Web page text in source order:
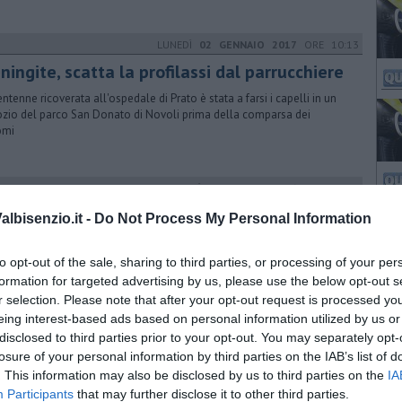
- Do Not Process My Personal Information
opt-out of the sale, sharing to third parties, or processing of your
for targeted advertising by us, please use the below opt-out
selection. Please note that after your opt-out request is processed
interest-based ads based on personal information utilized by us
to third parties prior to your opt-out. You may separately
of your personal information by third parties on the IAB’s list of
This information may also be disclosed by us to third parties on the
Participants that may further disclose it to other third parties.
LUNEDÌ 02 GENNAIO 2017 ORE 10:13
scatta la profilassi dal parrucchiere
ricoverata all'ospedale di Prato è stata a farsi i capelli in un
del parco San Donato di Novoli prima della comparsa dei
LUNEDÌ04 LUGLIO 2016ORE 15:52
cosa cambia in luglio e agosto
centro la predisposto un piano di riorganizzazione dei 13 presidi
LUNEDÌ 18 APRILE 2016 ORE 15:50
di bonifica, recapitati 300mila avvisi
il Consorzio Medio Valdarno che comprende Mugello, Val di